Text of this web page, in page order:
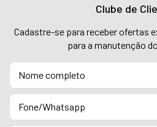
Clube de
Cadastre-se para receber ofertas
para a manutenção